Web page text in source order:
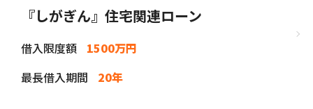
『しがぎん』住宅関連ローン
借入限度額
1500万円
最長借入期間
20年